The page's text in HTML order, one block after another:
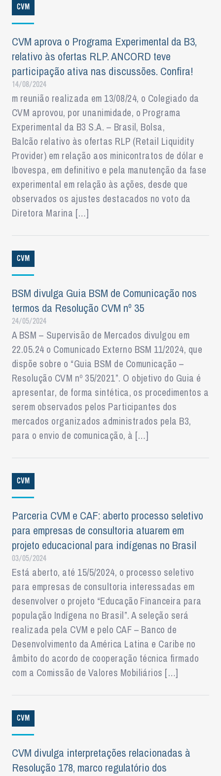
CVM
CVM aprova o Programa Experimental da B3,
relativo às ofertas RLP. ANCORD teve
participação ativa nas discussões. Confira!
14/08/2024
m reunião realizada em 13/08/24, o Colegiado da
CVM aprovou, por unanimidade, o Programa
Experimental da B3 S.A. – Brasil, Bolsa,
Balcão relativo às ofertas RLP (Retail Liquidity
Provider) em relação aos minicontratos de dólar e
Ibovespa, em definitivo e pela manutenção da fase
experimental em relação às ações, desde que
observados os ajustes destacados no voto da
Diretora Marina […]
CVM
BSM divulga Guia BSM de Comunicação nos
termos da Resolução CVM nº 35
24/05/2024
A BSM – Supervisão de Mercados divulgou em
22.05.24 o Comunicado Externo BSM 11/2024, que
dispõe sobre o “Guia BSM de Comunicação –
Resolução CVM nº 35/2021”. O objetivo do Guia é
apresentar, de forma sintética, os procedimentos a
serem observados pelos Participantes dos
mercados organizados administrados pela B3,
para o envio de comunicação, à […]
CVM
Parceria CVM e CAF: aberto processo seletivo
para empresas de consultoria atuarem em
projeto educacional para indígenas no Brasil
03/05/2024
Está aberto, até 15/5/2024, o processo seletivo
para empresas de consultoria interessadas em
desenvolver o projeto “Educação Financeira para
população Indígena no Brasil”. A seleção será
realizada pela CVM e pelo CAF – Banco de
Desenvolvimento da América Latina e Caribe no
âmbito do acordo de cooperação técnica firmado
com a Comissão de Valores Mobiliários […]
CVM
CVM divulga interpretações relacionadas à
Resolução 178, marco regulatório dos